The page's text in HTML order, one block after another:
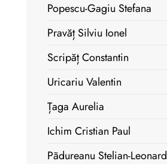
Popescu-Gagiu Stefana
Pravăț Silviu Ionel
Scripăț Constantin
Uricariu Valentin
Țaga Aurelia
Ichim Cristian Paul
Pãdureanu Stelian-Leonard